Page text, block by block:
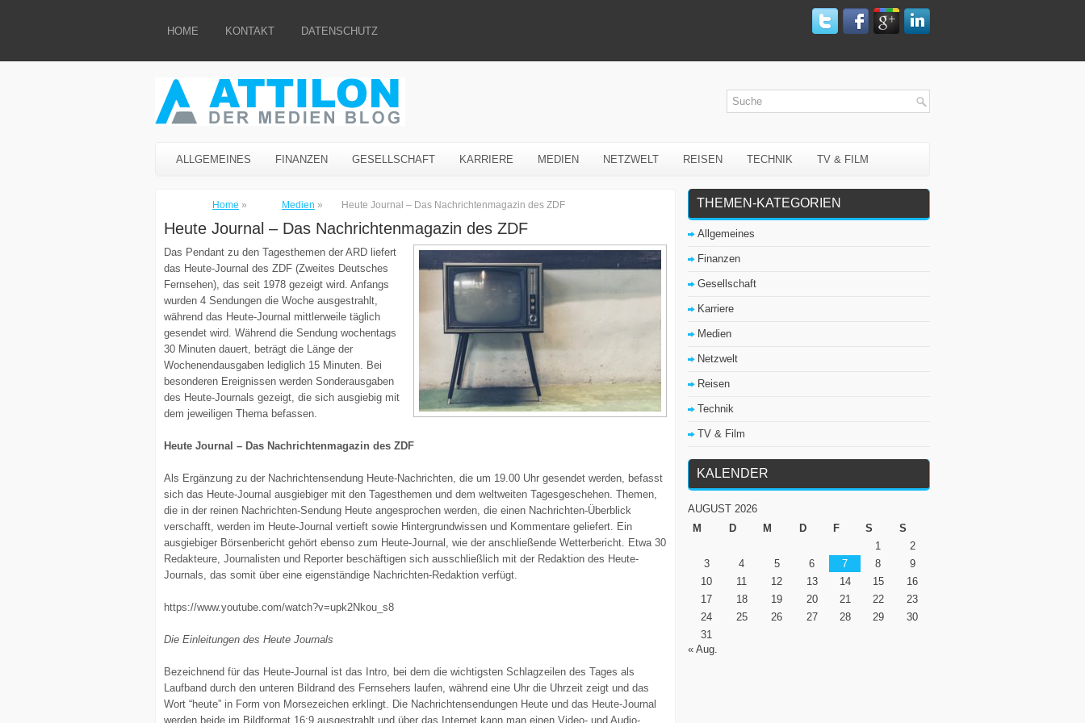
HOME KONTAKT DATENSCHUTZ
ALLGEMEINES FINANZEN GESELLSCHAFT KARRIERE MEDIEN NETZWELT REISEN TECHNIK TV & FILM
Home » Medien » Heute Journal – Das Nachrichtenmagazin des ZDF
Heute Journal – Das Nachrichtenmagazin des ZDF
Das Pendant zu den Tagesthemen der ARD liefert
das Heute-Journal des ZDF (Zweites Deutsches
Fernsehen), das seit 1978 gezeigt wird. Anfangs
wurden 4 Sendungen die Woche ausgestrahlt,
während das Heute-Journal mittlerweile täglich
gesendet wird. Während die Sendung wochentags
30 Minuten dauert, beträgt die Länge der
Wochenendausgaben lediglich 15 Minuten. Bei
besonderen Ereignissen werden Sonderausgaben
des Heute-Journals gezeigt, die sich ausgiebig mit
dem jeweiligen Thema befassen.
Heute Journal – Das Nachrichtenmagazin des ZDF
Als Ergänzung zu der Nachrichtensendung Heute-Nachrichten, die um 19.00 Uhr gesendet werden, befasst
sich das Heute-Journal ausgiebiger mit den Tagesthemen und dem weltweiten Tagesgeschehen. Themen,
die in der reinen Nachrichten-Sendung Heute angesprochen werden, die einen Nachrichten-Überblick
verschafft, werden im Heute-Journal vertieft sowie Hintergrundwissen und Kommentare geliefert. Ein
ausgiebiger Börsenbericht gehört ebenso zum Heute-Journal, wie der anschließende Wetterbericht. Etwa 30
Redakteure, Journalisten und Reporter beschäftigen sich ausschließlich mit der Redaktion des Heute-
Journals, das somit über eine eigenständige Nachrichten-Redaktion verfügt.
https://www.youtube.com/watch?v=upk2Nkou_s8
Die Einleitungen des Heute Journals
Bezeichnend für das Heute-Journal ist das Intro, bei dem die wichtigsten Schlagzeilen des Tages als
Laufband durch den unteren Bildrand des Fernsehers laufen, während eine Uhr die Uhrzeit zeigt und das
Wort “heute” in Form von Morsezeichen erklingt. Die Nachrichtensendungen Heute und das Heute-Journal
werden beide im Bildformat 16:9 ausgestrahlt und über das Internet kann man einen Video- und Audio-
THEMEN-KATEGORIEN
Allgemeines
Finanzen
Gesellschaft
Karriere
Medien
Netzwelt
Reisen
Technik
TV & Film
KALENDER
AUGUST 2026
M
D M D F S
S
1
2
3
4 5 6 7 8
9
10
11 12 13 14 15
16
17
18 19 20 21 22
23
24
25 26 27 28 29
30
31
« Aug.